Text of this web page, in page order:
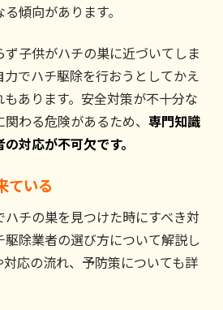
傾向があります。
ず子供がハチの巣に近づいてしま
力でハチ駆除を行おうとしてかえ
あります。安全対策が不十分な
わる危険があるため、専門知識
対応が不可欠です。
ている
ハチの巣を見つけた時にすべき対
除業者の選び方について解説し
応の流れ、予防策についても詳